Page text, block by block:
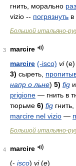
гнить, морально
vizio -- погрязнуть в
Большой итальяно-
3
marcire
marcire (-isco) vi(e)
3) сыреть,
напр о льне) 5) fig
prigione — гнить в
тюрьме 6) fig
marcire nel vizio —
Большой итальяно-
4
marcire
(- isco) vi(e)